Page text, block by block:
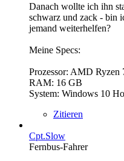
Danach wollte ich ihn
schwarz und zack - bin
jemand weiterhelfen?
Meine Specs:
Prozessor: AMD
RAM: 16 GB
System: Windows 10
Zitieren
Cpt.Slow
Fernbus-Fahrer